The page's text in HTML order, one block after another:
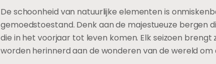
De schoonheid van natuurlijke elementen is
gemoedstoestand. Denk aan de majestueuze bergen
die in het voorjaar tot leven komen. Elk seizoen
worden herinnerd aan de wonderen van de wereld om